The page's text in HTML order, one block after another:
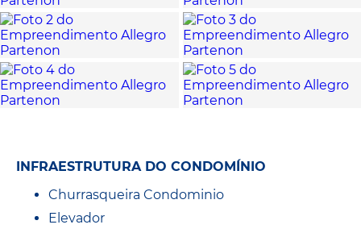
INFRAESTRUTURA DO CONDOMÍNIO
Churrasqueira Condominio
Elevador